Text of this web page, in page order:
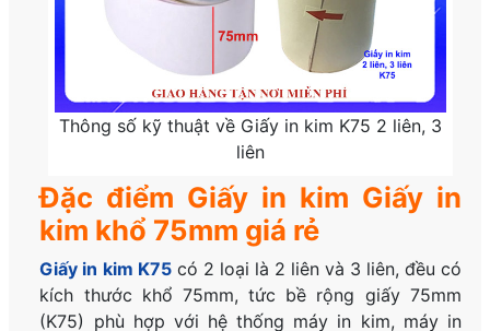
Thông số kỹ thuật về Giấy in kim K75 2 liên, 3
liên
Đặc điểm Giấy in kim Giấy in
kim khổ 75mm giá rẻ
Giấy in kim K75có 2 loại là 2 liên và 3 liên, đều có
kích thước khổ 75mm, tức bề rộng giấy 75mm
(K75) phù hợp với hệ thống máy in kim, máy in